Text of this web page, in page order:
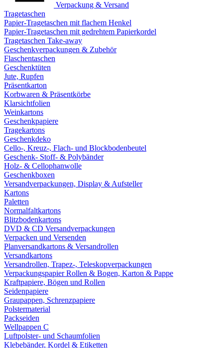
Verpackung & Versand
Tragetaschen
Papier-Tragetaschen mit flachem Henkel
Papier-Tragetaschen mit gedrehtem Papierkordel
Tragetaschen Take-away
Geschenkverpackungen & Zubehör
Flaschentaschen
Geschenktüten
Jute, Rupfen
Präsentkarton
Korbwaren & Präsentkörbe
Klarsichtfolien
Weinkartons
Geschenkpapiere
Tragekartons
Geschenkdeko
Cello-, Kreuz-, Flach- und Blockbodenbeutel
Geschenk- Stoff- & Polybänder
Holz- & Cellophanwolle
Geschenkboxen
Versandverpackungen, Display & Aufsteller
Kartons
Paletten
Normalfaltkartons
Blitzbodenkartons
DVD & CD Versandverpackungen
Verpacken und Versenden
Planversandkartons & Versandrollen
Versandkartons
Versandrollen, Trapez-, Teleskopverpackungen
Verpackungspapier Rollen & Bogen, Karton & Pappe
Kraftpapiere, Bögen und Rollen
Seidenpapiere
Graupappen, Schrenzpapiere
Polstermaterial
Packseiden
Wellpappen C
Luftpolster- und Schaumfolien
Klebebänder, Kordel & Etiketten